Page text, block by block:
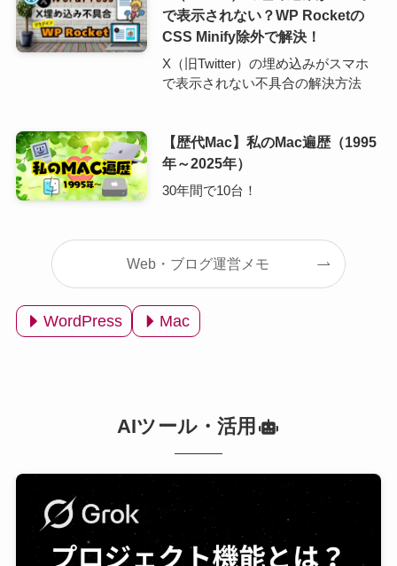
で表示されない？WP Rocketの
CSS Minify除外で解決！
X（旧Twitter）の埋め込みがスマホ
で表示されない不具合の解決方法
【歴代Mac】私のMac遍歴（1995
年～2025年）
30年間で10台！
Web・ブログ運営メモ
WordPress Mac
AIツール・活用